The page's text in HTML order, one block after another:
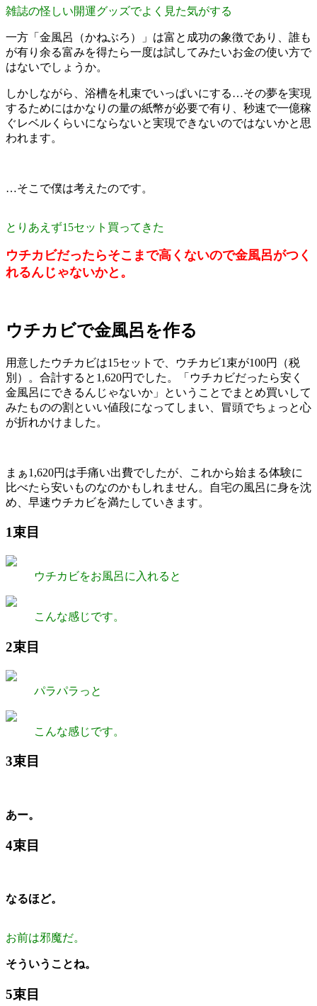
雑誌の怪しい開運グッズでよく見た気がする
一方「金風呂（かねぶろ）」は富と成功の象徴であり、誰も
が有り余る富みを得たら一度は試してみたいお金の使い方で
はないでしょうか。
しかしながら、浴槽を札束でいっぱいにする…その夢を実現
するためにはかなりの量の紙幣が必要で有り、秒速で一億稼
ぐレベルくらいにならないと実現できないのではないかと思
われます。
…そこで僕は考えたのです。
とりあえず15セット買ってきた
ウチカビだったらそこまで高くないので金風呂がつく
れるんじゃないかと。
ウチカビで金風呂を作る
用意したウチカビは15セットで、ウチカビ1束が100円（税
別）。合計すると1,620円でした。「ウチカビだったら安く
金風呂にできるんじゃないか」ということでまとめ買いして
みたものの割といい値段になってしまい、冒頭でちょっと心
が折れかけました。
まぁ1,620円は手痛い出費でしたが、これから始まる体験に
比べたら安いものなのかもしれません。自宅の風呂に身を沈
め、早速ウチカビを満たしていきます。
1束目
ウチカビをお風呂に入れると
こんな感じです。
2束目
パラパラっと
こんな感じです。
3束目
あー。
4束目
なるほど。
お前は邪魔だ。
そういうことね。
5束目